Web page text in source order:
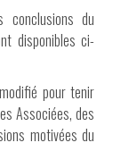
conclusions du
disponibles ci-
pour tenir
Associées, des
motivées du